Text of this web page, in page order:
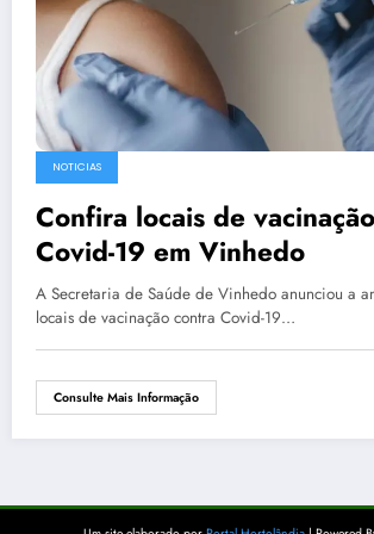
NOTICIAS
Confira locais de
Covid-19 em Vinhedo
A Secretaria de Saúde de Vinhedo anunciou a
locais de vacinação contra Covid-19…
Consulte Mais Informação